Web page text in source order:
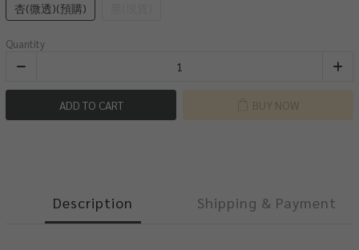
杏(微透)(預購)
Quantity
ADD TO CART BUY NOW
Description Shipping & Payment